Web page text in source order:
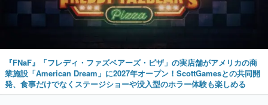
『FNaF』「フレディ・ファズベアーズ・ピザ」の実店舗がアメリカの商
業施設「American Dream」に2027年オープン！ScottGamesとの共同開
発、食事だけでなくステージショーや没入型のホラー体験も楽しめる